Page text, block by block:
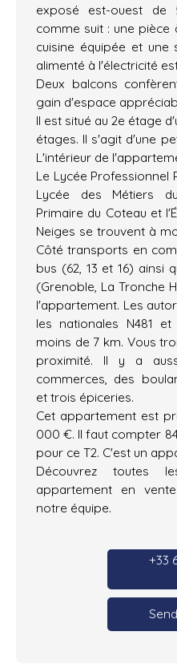
exposé est-ouest de
comme suit : une pièce
cuisine équipée et une
alimenté à l'électricité
Deux balcons
gain d'espace
Il est situé au 2e étage
étages. Il s'agit d'une
L'intérieur de
Le Lycée Professionnel
Lycée des Métiers
Primaire du Coteau et
Neiges se trouvent à
Côté transports en
bus (62, 13 et 16) ainsi
(Grenoble, La Tronche
l'appartement. Les
les nationales N481
moins de 7 km. Vous
proximité. Il y a
commerces, des
et trois épiceries.
Cet appartement est
000 €. Il faut compter
pour ce T2. C'est un
Découvrez toutes
appartement en
notre équipe.
+33